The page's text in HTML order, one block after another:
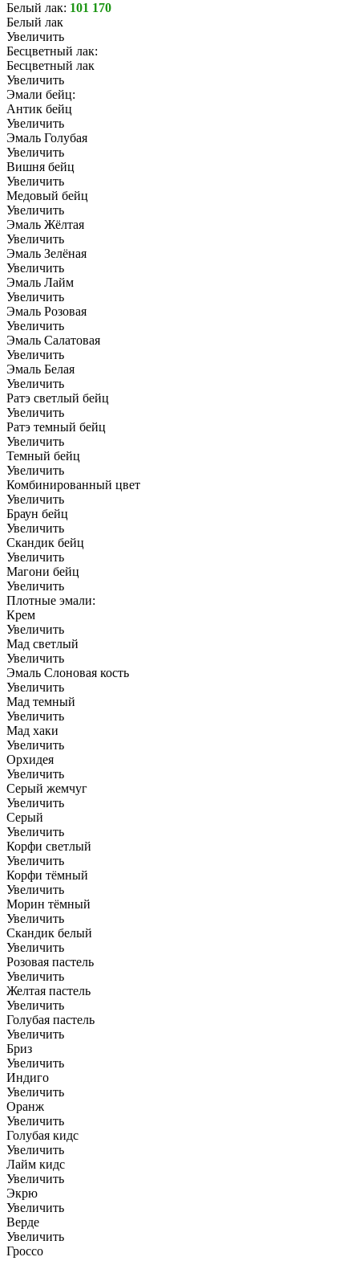
Белый лак: 101 170
Белый лак
Увеличить
Бесцветный лак:
Бесцветный лак
Увеличить
Эмали бейц:
Антик бейц
Увеличить
Эмаль Голубая
Увеличить
Вишня бейц
Увеличить
Медовый бейц
Увеличить
Эмаль Жёлтая
Увеличить
Эмаль Зелёная
Увеличить
Эмаль Лайм
Увеличить
Эмаль Розовая
Увеличить
Эмаль Салатовая
Увеличить
Эмаль Белая
Увеличить
Ратэ светлый бейц
Увеличить
Ратэ темный бейц
Увеличить
Темный бейц
Увеличить
Комбинированный цвет
Увеличить
Браун бейц
Увеличить
Скандик бейц
Увеличить
Магони бейц
Увеличить
Плотные эмали:
Крем
Увеличить
Мад светлый
Увеличить
Эмаль Слоновая кость
Увеличить
Мад темный
Увеличить
Мад хаки
Увеличить
Орхидея
Увеличить
Серый жемчуг
Увеличить
Серый
Увеличить
Корфи светлый
Увеличить
Корфи тёмный
Увеличить
Морин тёмный
Увеличить
Скандик белый
Увеличить
Розовая пастель
Увеличить
Желтая пастель
Увеличить
Голубая пастель
Увеличить
Бриз
Увеличить
Индиго
Увеличить
Оранж
Увеличить
Голубая кидс
Увеличить
Лайм кидс
Увеличить
Экрю
Увеличить
Верде
Увеличить
Гроссо